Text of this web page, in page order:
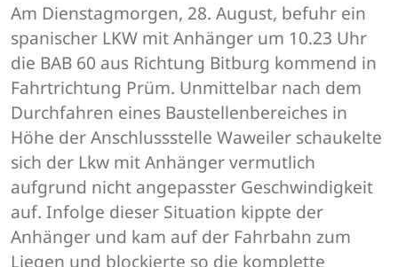
Am Dienstagmorgen, 28. August, befuhr ein
spanischer LKW mit Anhänger um 10.23 Uhr
die BAB 60 aus Richtung Bitburg kommend in
Fahrtrichtung Prüm. Unmittelbar nach dem
Durchfahren eines Baustellenbereiches in
Höhe der Anschlussstelle Waweiler schaukelte
sich der Lkw mit Anhänger vermutlich
aufgrund nicht angepasster Geschwindigkeit
auf. Infolge dieser Situation kippte der
Anhänger und kam auf der Fahrbahn zum
Liegen und blockierte so die komplette